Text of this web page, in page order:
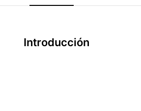
Introducción